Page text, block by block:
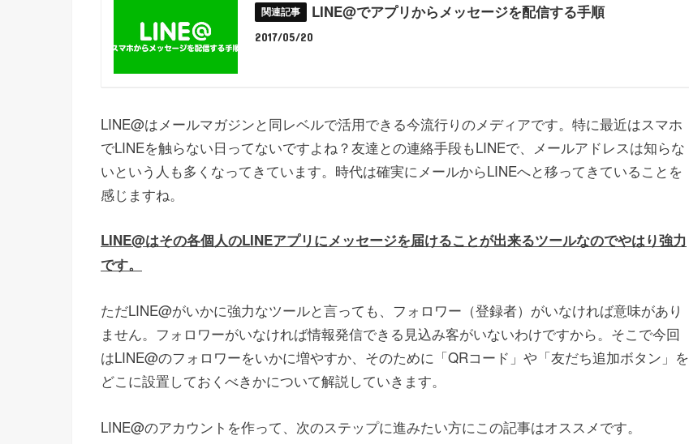
LINE@でアプリからメッセージを配信する手順
2017/05/20
LINE@はメールマガジンと同レベルで活用できる今流行りのメディアです。特に最近はスマホ
でLINEを触らない日ってないですよね？友達との連絡手段もLINEで、メールアドレスは知らな
いという人も多くなってきています。時代は確実にメールからLINEへと移ってきていることを
感じますね。
LINE@はその各個人のLINEアプリにメッセージを届けることが出来るツールなのでやはり強力
です。
ただLINE@がいかに強力なツールと言っても、フォロワー（登録者）がいなければ意味があり
ません。フォロワーがいなければ情報発信できる見込み客がいないわけですから。そこで今回
はLINE@のフォロワーをいかに増やすか、そのために「QRコード」や「友だち追加ボタン」を
どこに設置しておくべきかについて解説していきます。
LINE@のアカウントを作って、次のステップに進みたい方にこの記事はオススメです。